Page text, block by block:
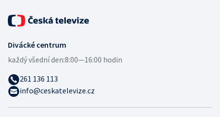
Divácké centrum
každý všední den:8:00—16:00 hodin
261 136 113
info@ceskatelevize.cz